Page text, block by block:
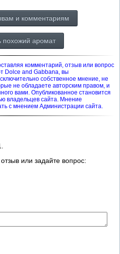
и комментариям
похожий аромат
комментарий, отзыв или вопрос
Dolce and Gabbana, вы
собственное мнение, не
не обладаете авторским правом, и
вами. Опубликованное становится
владельцев сайта. Мнение
с мнением Администрации сайта.
или задайте вопрос: